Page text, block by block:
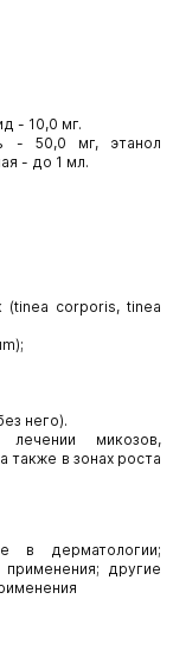
- 10,0 мг.
- 50,0 мг, этанол
- до 1 мл.
(tinea corporis, tinea
него).
микозов,
также в зонах роста
в дерматологии;
другие